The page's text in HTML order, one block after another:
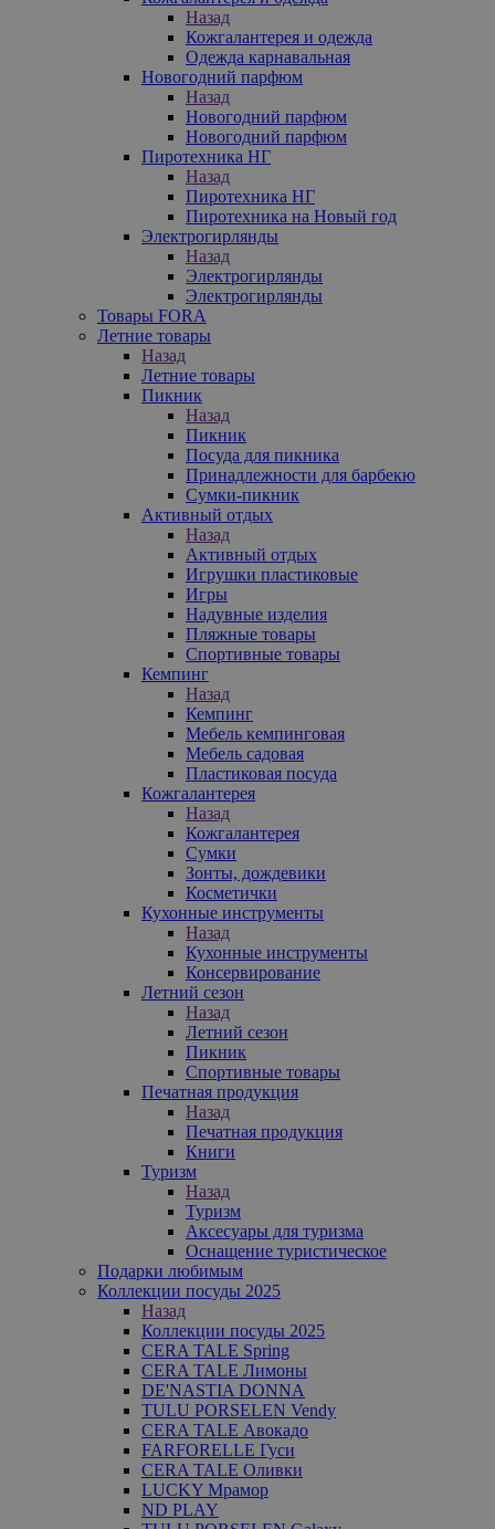
Назад
Кожгалантерея и одежда
Одежда карнавальная
Новогодний парфюм
Назад
Новогодний парфюм
Новогодний парфюм
Пиротехника НГ
Назад
Пиротехника НГ
Пиротехника на Новый год
Электрогирлянды
Назад
Электрогирлянды
Электрогирлянды
Товары FORA
Летние товары
Назад
Летние товары
Пикник
Назад
Пикник
Посуда для пикника
Принадлежности для барбекю
Сумки-пикник
Активный отдых
Назад
Активный отдых
Игрушки пластиковые
Игры
Надувные изделия
Пляжные товары
Спортивные товары
Кемпинг
Назад
Кемпинг
Мебель кемпинговая
Мебель садовая
Пластиковая посуда
Кожгалантерея
Назад
Кожгалантерея
Сумки
Зонты, дождевики
Косметички
Кухонные инструменты
Назад
Кухонные инструменты
Консервирование
Летний сезон
Назад
Летний сезон
Пикник
Спортивные товары
Печатная продукция
Назад
Печатная продукция
Книги
Туризм
Назад
Туризм
Аксесуары для туризма
Оснащение туристическое
Подарки любимым
Коллекции посуды 2025
Назад
Коллекции посуды 2025
CERA TALE Spring
CERA TALE Лимоны
DE'NASTIA DONNA
TULU PORSELEN Vendy
CERA TALE Авокадо
FARFORELLE Гуси
CERA TALE Оливки
LUCKY Мрамор
ND PLAY